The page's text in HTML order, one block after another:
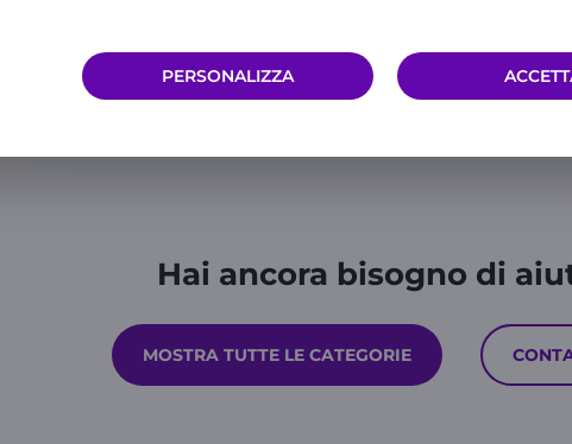
PERSONALIZZA
Hai ancora bisogno di
MOSTRA TUTTE LE CATEGORIE